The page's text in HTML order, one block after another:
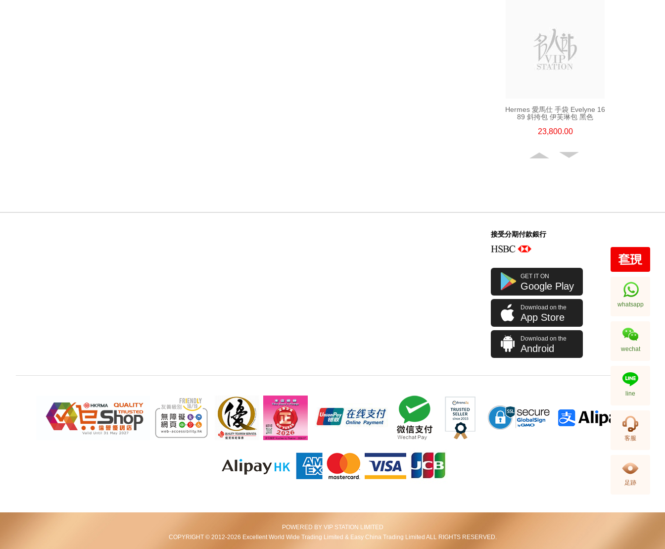
Hermes 愛馬仕 手袋 Evelyne 16
89 斜挎包 伊芙琳包 黑色
23,800.00
Hermes 愛馬仕 手袋 Evelyne 29
89 斜挎包 伊芙琳包 黑色
32,800.00
接受分期付款銀行
GET IT ON
Google Play
Download on the
App Store
Download on the
Android
POWERED BY VIP STATION LIMITED
COPYRIGHT © 2012-2026 Excellent World Wide Trading Limited & Easy China Trading Limited ALL RIGHTS RESERVED.
whatsapp
wechat
line
客服
足跡